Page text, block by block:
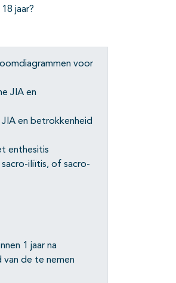
jaar?
voor
JIA en
en betrokkenheid
enthesitis
iliïtis, of sacro-
1 jaar na
de te nemen